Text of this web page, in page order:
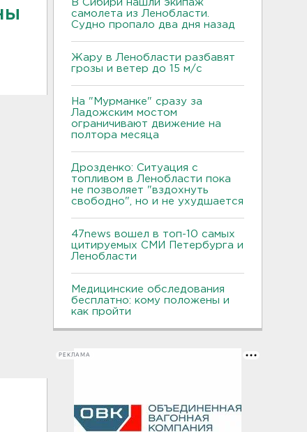
В Сибири нашли экипаж
самолета из Ленобласти.
Судно пропало два дня назад
Жару в Ленобласти разбавят
грозы и ветер до 15 м/с
На "Мурманке" сразу за
Ладожским мостом
ограничивают движение на
полтора месяца
Дрозденко: Ситуация с
топливом в Ленобласти пока
не позволяет "вздохнуть
свободно", но и не ухудшается
47news вошел в топ-10 самых
цитируемых СМИ Петербурга и
Ленобласти
Медицинские обследования
бесплатно: кому положены и
как пройти
РЕКЛАМА